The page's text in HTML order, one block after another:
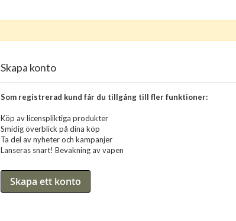
Skapa konto
Som registrerad kund får du tillgång till fler funktioner:
Köp av licenspliktiga produkter
Smidig överblick på dina köp
Ta del av nyheter och kampanjer
Lanseras snart! Bevakning av vapen
Skapa ett konto